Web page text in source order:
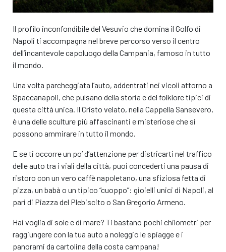
Caratteristiche
Prenota questa auto!
Prenota questa auto!
Il profilo inconfondibile del Vesuvio che domina il Golfo di
Napoli ti accompagna nel breve percorso verso il centro
dell’incantevole capoluogo della Campania, famoso in tutto
il mondo.
Una volta parcheggiata l’auto, addentrati nei vicoli attorno a
Spaccanapoli, che pulsano della storia e del folklore tipici di
questa città unica. Il Cristo velato, nella Cappella Sansevero,
è una delle sculture più affascinanti e misteriose che si
possono ammirare in tutto il mondo.
E se ti occorre un po’ d’attenzione per districarti nel traffico
delle auto tra i viali della città, puoi concederti una pausa di
ristoro con un vero caffè napoletano, una sfiziosa fetta di
pizza, un babà o un tipico “cuoppo”: gioielli unici di Napoli, al
pari di Piazza del Plebiscito o San Gregorio Armeno.
Hai voglia di sole e di mare? Ti bastano pochi chilometri per
raggiungere con la tua auto a noleggio le spiagge e i
panorami da cartolina della costa campana!